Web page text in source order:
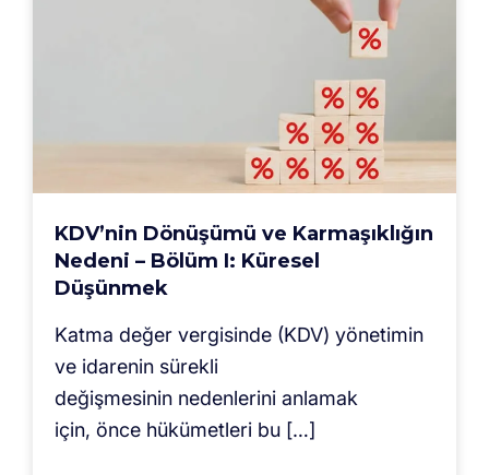
KDV’nin Dönüşümü ve Karmaşıklığın
Nedeni – Bölüm I: Küresel
Düşünmek
Katma değer vergisinde (KDV) yönetimin
ve idarenin sürekli
değişmesinin nedenlerini anlamak
için, önce hükümetleri bu […]